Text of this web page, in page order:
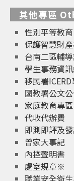
其他專區
性別平等教育
保護智慧財
台南二區輔
學生事務資
移民署
國教署公文
家庭教育專
代收代辦費
即測即評及
曾家大事記
內控聲明書
處室規章※
職業安全衛